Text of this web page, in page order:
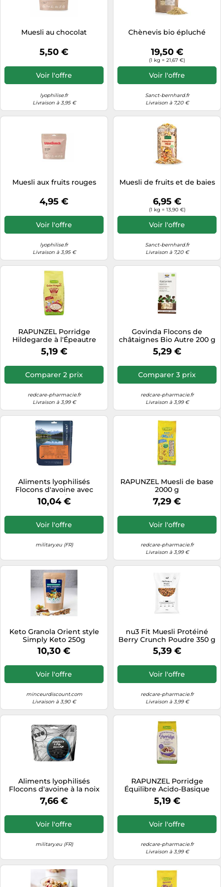
Tablettes tactiles
Téléviseurs
Télévision & vidéo
Muesli au chocolat
5,50 €
Voir l'offre
lyophilise.fr
Livraison à 3,95 €
Chènevis bio épluché
19,50 €
(1 kg = 21,67 €)
Voir l'offre
Sanct-bernhard.fr
Livraison à 7,20 €
Muesli aux fruits rouges
4,95 €
Voir l'offre
lyophilise.fr
Livraison à 3,95 €
Muesli de fruits et de baies
6,95 €
(1 kg = 13,90 €)
Voir l'offre
Sanct-bernhard.fr
Livraison à 7,20 €
RAPUNZEL Porridge
Hildegarde à l'Épeautre
Purée 500 g
5,19 €
Comparer 2 prix
redcare-pharmacie.fr
Livraison à 3,99 €
Govinda Flocons de
châtaignes Bio Autre 200 g
5,29 €
Comparer 3 prix
redcare-pharmacie.fr
Livraison à 3,99 €
Aliments lyophilisés
Flocons d'avoine avec
pommes 260 g/1044 kcal
Trek'n Eat
10,04 €
Voir l'offre
military.eu (FR)
RAPUNZEL Muesli de base
2000 g
7,29 €
Voir l'offre
redcare-pharmacie.fr
Livraison à 3,99 €
Keto Granola Orient style
Simply Keto 250g
10,30 €
Voir l'offre
minceurdiscount.com
Livraison à 3,90 €
nu3 Fit Muesli Protéiné
Berry Crunch Poudre 350 g
5,39 €
Voir l'offre
redcare-pharmacie.fr
Livraison à 3,99 €
Aliments lyophilisés
Flocons d'avoine à la noix
de coco avec baies, figues
et graines de chia 100 g/469
7,66 €
Voir l'offre
military.eu (FR)
RAPUNZEL Porridge
Équilibre Acido-Basique
Purée 500 g
5,19 €
Voir l'offre
redcare-pharmacie.fr
Livraison à 3,99 €